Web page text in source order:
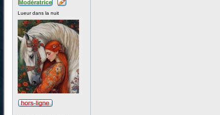
Lueur dans la nuit